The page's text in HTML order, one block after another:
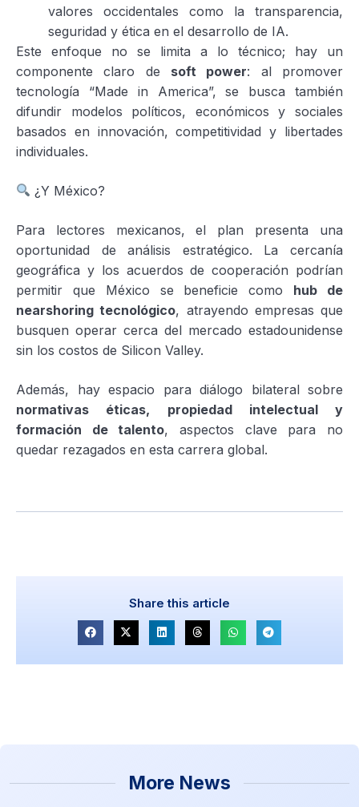
valores occidentales como la transparencia,
seguridad y ética en el desarrollo de IA.
Este enfoque no se limita a lo técnico; hay un
componente claro de soft power: al promover
tecnología “Made in America”, se busca también
difundir modelos políticos, económicos y sociales
basados en innovación, competitividad y libertades
individuales.
¿Y México?
Para lectores mexicanos, el plan presenta una
oportunidad de análisis estratégico. La cercanía
geográfica y los acuerdos de cooperación podrían
permitir que México se beneficie como hub de
nearshoring tecnológico, atrayendo empresas que
busquen operar cerca del mercado estadounidense
sin los costos de Silicon Valley.
Además, hay espacio para diálogo bilateral sobre
normativas éticas, propiedad intelectual y
formación de talento, aspectos clave para no
quedar rezagados en esta carrera global.
Share this article
More News